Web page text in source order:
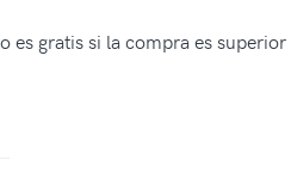
gratis si la compra es